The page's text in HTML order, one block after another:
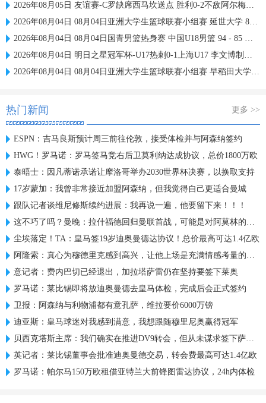
2026年08月05日 友谊赛-C罗缺席西马坎送点 胜利0-2不敌阿尔梅里亚
2026年08月04日 08月04日亚洲大学生篮球联赛小组赛 延世大学 82 - 83 北京大学 集锦
2026年08月04日 08月04日国青男篮热身赛 中国U18男篮 94 - 85 加拿大大卫·安篮球学院 集锦
2026年08月04日 明日之星冠军杯-U17热刺0-1上海U17 李文博制胜球
2026年08月04日 08月04日亚洲大学生篮球联赛小组赛 早稻田大学 71 - 86 清华大学 集锦
热门新闻 更多 >>
ESPN：吉马良斯预计周三前往伦敦，接受体检并与阿森纳签约
HWG！罗马诺：罗马签马竞右后卫莫利纳达成协议，总价1800万欧
泰晤士：因凡蒂诺承诺让摩洛哥举办2030世界杯决赛，以换取支持
17岁蒙加：我曾非常接近加盟阿森纳，但我觉得自己更适合曼城
跟队记者谈维尼修斯续约进展：我再说一遍，他要留下来！！！
这不巧了吗？曼晚：拉什福德回归曼联首战，可能是对阿莫林的米兰
尘埃落定！TA：皇马签19岁迪奥曼德达协议！总价最高可达1.4亿欧
阿隆索：真心为穆德里克感到高兴，让他上场是充满情感考量的决定
意记者：费内巴切已经退出，加拉塔萨雷仍在坚持要签下莱奥
罗马诺：莱比锡即将放迪奥曼德去皇马体检，完成后会正式签约
卫报：阿森纳与利物浦都有意孔萨，维拉要价6000万镑
迪亚斯：皇马球迷对我感到满意，我想跟随穆里尼奥赢得冠军
贝西克塔斯主席：我们确实在推进DV9转会，但从未谋求签下萨拉赫
英记者：莱比锡董事会批准迪奥曼德交易，转会费最高可达1.4亿欧
罗马诺：帕尔马150万欧租借亚特兰大前锋图雷达协议，24h内体检